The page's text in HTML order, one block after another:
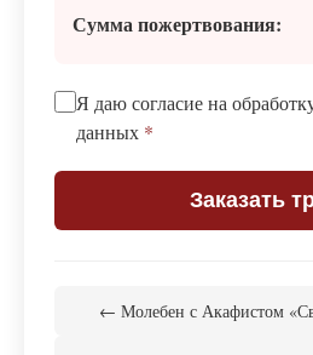
Сумма пожертвования:
Я даю согласие на
данных *
Заказать
← Молебен с Акафистом